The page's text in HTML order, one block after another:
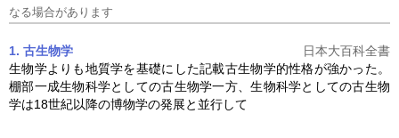
なる場合があります
1. 古生物学
日本大百科全書
生物学よりも地質学を基礎にした記載古生物学的性格が強かった。
棚部一成生物科学としての古生物学一方、生物科学としての古生物
学は18世紀以降の博物学の発展と並行して